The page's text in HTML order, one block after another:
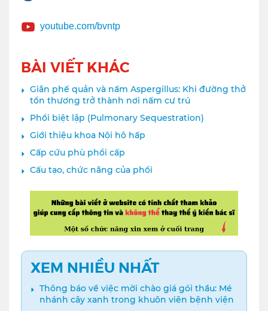
youtube.com/bvntp
BÀI VIẾT KHÁC
Giãn phế quản và nấm Aspergillus: Khi đường thở
tổn thương trở thành nơi nấm cư trú
Phổi biệt lập (Pulmonary Sequestration)
Giới thiệu khoa Nội hô hấp
Cấp cứu phù phổi cấp
Cấu tạo, chức năng của phổi
XEM NHIỀU NHẤT
Thông báo về việc mời chào giá gói thầu: Mé
nhánh cây xanh trong khuôn viên bệnh viện